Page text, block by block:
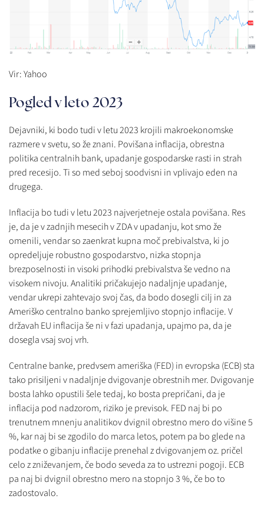
Vir: Yahoo
Pogled v leto 2023
Dejavniki, ki bodo tudi v letu 2023 krojili makroekonomske
razmere v svetu, so že znani. Povišana inflacija, obrestna
politika centralnih bank, upadanje gospodarske rasti in strah
pred recesijo. Ti so med seboj soodvisni in vplivajo eden na
drugega.
Inflacija bo tudi v letu 2023 najverjetneje ostala povišana. Res
je, da je v zadnjih mesecih v ZDA v upadanju, kot smo že
omenili, vendar so zaenkrat kupna moč prebivalstva, ki jo
opredeljuje robustno gospodarstvo, nizka stopnja
brezposelnosti in visoki prihodki prebivalstva še vedno na
visokem nivoju. Analitiki pričakujejo nadaljnje upadanje,
vendar ukrepi zahtevajo svoj čas, da bodo dosegli cilj in za
Ameriško centralno banko sprejemljivo stopnjo inflacije. V
državah EU inflacija še ni v fazi upadanja, upajmo pa, da je
dosegla vsaj svoj vrh.
Centralne banke, predvsem ameriška (FED) in evropska (ECB) sta
tako prisiljeni v nadaljnje dvigovanje obrestnih mer. Dvigovanje
bosta lahko opustili šele tedaj, ko bosta prepričani, da je
inflacija pod nadzorom, riziko je previsok. FED naj bi po
trenutnem mnenju analitikov dvignil obrestno mero do višine 5
%, kar naj bi se zgodilo do marca letos, potem pa bo glede na
podatke o gibanju inflacije prenehal z dvigovanjem oz. pričel
celo z zniževanjem, če bodo seveda za to ustrezni pogoji. ECB
pa naj bi dvignil obrestno mero na stopnjo 3 %, če bo to
zadostovalo.